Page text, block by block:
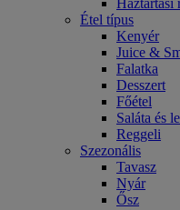
Háztartási
Étel típus
Kenyér
Juice &
Falatka
Desszert
Főétel
Saláta és
Reggeli
Szezonális
Tavasz
Nyár
Ősz